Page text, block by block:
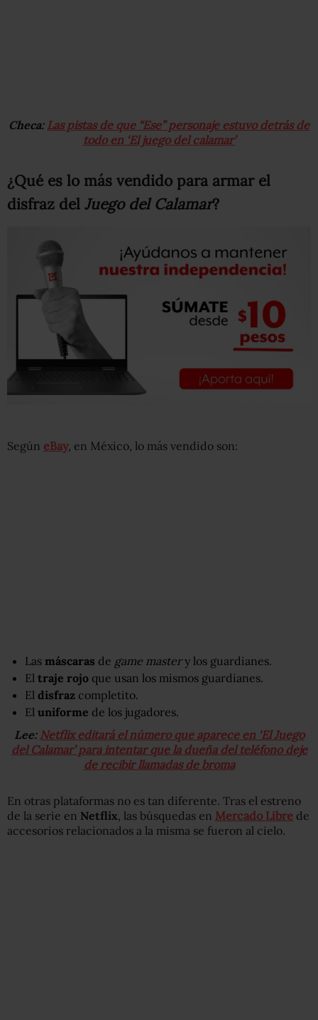
Checa: Las pistas de que “Ese” personaje estuvo detrás de
todo en ‘El juego del calamar’
¿Qué es lo más vendido para armar el
disfraz del Juego del Calamar?
Según eBay, en México, lo más vendido son:
Las máscaras de game mastery los guardianes.
El traje rojo que usan los mismos guardianes.
El disfraz completito.
El uniforme de los jugadores.
Lee: Netflix editará el número que aparece en ‘El Juego
del Calamar’ para intentar que la dueña del teléfono deje
de recibir llamadas de broma
En otras plataformas no es tan diferente. Tras el estreno
de la serie en Netflix , las búsquedas en Mercado Libre de
accesorios relacionados a la misma se fueron al cielo.